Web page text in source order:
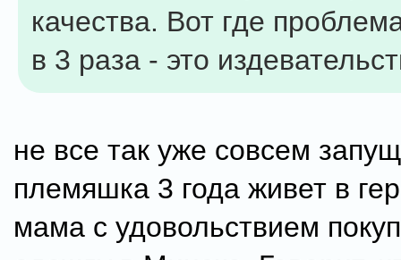
качества. Вот где
в 3 раза - это
не все так уже совсем
племяшка 3 года живет в
мама с удовольствием